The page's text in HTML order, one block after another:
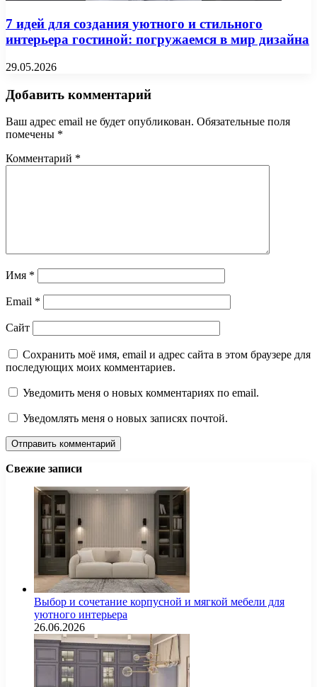
7 идей для создания уютного и стильного
интерьера гостиной: погружаемся в мир дизайна
29.05.2026
Добавить комментарий
Ваш адрес email не будет опубликован. Обязательные поля
помечены *
Комментарий *
Имя *
Email *
Сайт
Сохранить моё имя, email и адрес сайта в этом браузере для
последующих моих комментариев.
Уведомить меня о новых комментариях по email.
Уведомлять меня о новых записях почтой.
Свежие записи
Выбор и сочетание корпусной и мягкой мебели для
уютного интерьера
26.06.2026